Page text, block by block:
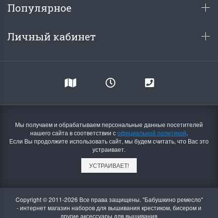
Популярное
Личный кабинет
Мы получаем и обрабатываем персональные данные посетителей
нашего сайта в соответствии софициальной политикой.
Если Вы продолжите использовать сайт, мы будем считать, что Вас это
устраивает.
УСТРАИВАЕТ!
Copyright © 2011-2026 Все права защищены. "Бабушкино ремесло"
- интернет магазин наборов для вышивания крестиком, бисером и
другие аксессуары для вышивания